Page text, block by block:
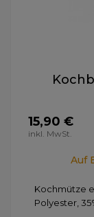
15,90 €
inkl. MwSt.
Auf
Kochmütze
Polyester,